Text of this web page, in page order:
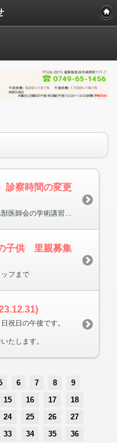
診察時間の変更
１月２１日（日）に県獣医師会の学術講習会が、草津で昼から開催されます。当院も今年と来年は湖北地域（長浜・米原市）の学術班の担当になりましたので、診察時間をAM９時～１０時３０分に短縮させていただきます。宜しくお願いいたします。
子供 里親募集
フまで
祝日の午後です。
たします。
6 7 8
9
15 16 17
18
24 25 26
27
33 34 35
36